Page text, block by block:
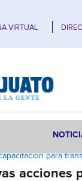
VIRTUAL
para